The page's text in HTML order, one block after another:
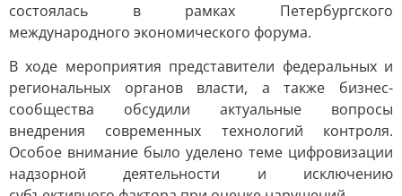
состоялась в рамках Петербургского
международного экономического форума.
В ходе мероприятия представители федеральных и
региональных органов власти, а также бизнес-
сообщества обсудили актуальные вопросы
внедрения современных технологий контроля.
Особое внимание было уделено теме цифровизации
надзорной деятельности и исключению